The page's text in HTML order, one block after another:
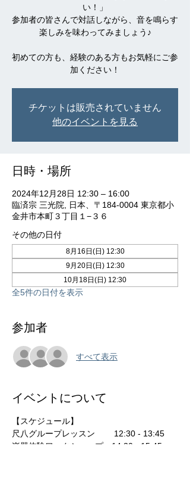
い！」
参加者の皆さんで対話しながら、音を鳴らす
楽しみを味わってみましょう♪
初めての方も、経験のある方もお気軽にご参
加ください！
チケットは販売されていません
他のイベントを見る
日時・場所
2024年12月28日 12:30 – 16:00
臨済宗 三光院, 日本、〒184-0004 東京都小
金井市本町３丁目１−３６
その他の日付
8月16日(日) 12:30
9月20日(日) 12:30
10月18日(日) 12:30
全5件の日付を表示
参加者
すべて表示
イベントについて
【スケジュール】
尺八グループレッスン 　　12:30 - 13:45
楽器体験ワークショップ　14:30 - 15:45